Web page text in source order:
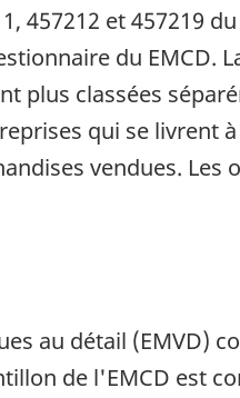
457212 et 457219
du EMCD.
plus classées
qui se livrent
vendues.
au détail (EMVD)
de l'EMCD est